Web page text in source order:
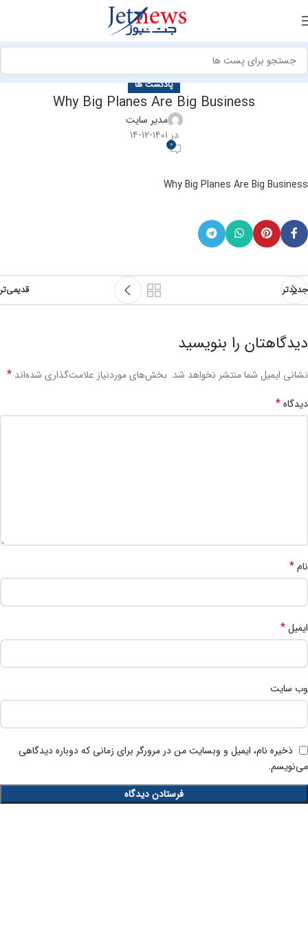
پادکست ها
Why Big Planes Are Big Business
مدیر سایت
در ۱۴۰۱-۱۲-۱۴
0
Why Big Planes Are Big Business
جدیدتر قدیمی‌تر
دیدگاهتان را بنویسید
نشانی ایمیل شما منتشر نخواهد شد. بخش‌های موردنیاز علامت‌گذاری شده‌اند *
دیدگاه*
نام*
ایمیل*
وب‌ سایت
ذخیره نام، ایمیل و وبسایت من در مرورگر برای زمانی که دوباره دیدگاهی
می‌نویسم.